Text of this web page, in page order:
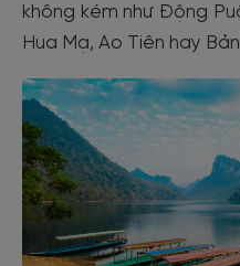
không kém như Động
Hua Mạ, Ao Tiên hay